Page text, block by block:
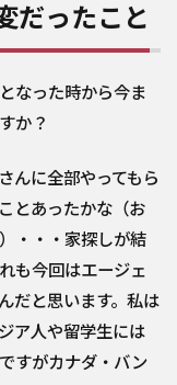
だったこと
なった時から今ま
か？
んに全部やってもら
とあったかな（お
・・・家探しが結
も今回はエージェ
だと思います。私は
ア人や留学生には
すがカナダ・バン